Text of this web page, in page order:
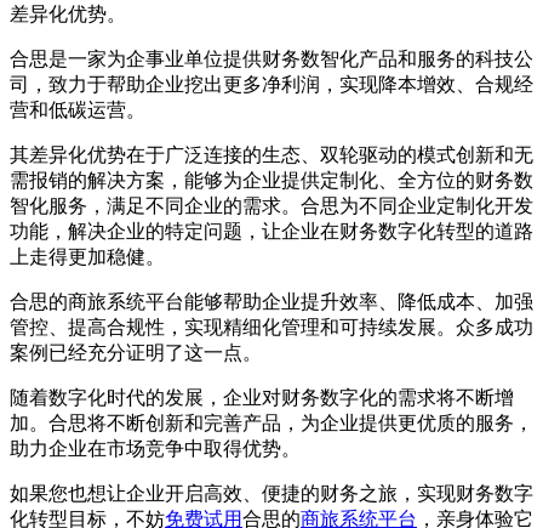
差异化优势。
合思是一家为企事业单位提供财务数智化产品和服务的科技公
司，致力于帮助企业挖出更多净利润，实现降本增效、合规经
营和低碳运营。
其差异化优势在于广泛连接的生态、双轮驱动的模式创新和无
需报销的解决方案，能够为企业提供定制化、全方位的财务数
智化服务，满足不同企业的需求。合思为不同企业定制化开发
功能，解决企业的特定问题，让企业在财务数字化转型的道路
上走得更加稳健。
合思的商旅系统平台能够帮助企业提升效率、降低成本、加强
管控、提高合规性，实现精细化管理和可持续发展。众多成功
案例已经充分证明了这一点。
随着数字化时代的发展，企业对财务数字化的需求将不断增
加。合思将不断创新和完善产品，为企业提供更优质的服务，
助力企业在市场竞争中取得优势。
如果您也想让企业开启高效、便捷的财务之旅，实现财务数字
化转型目标，不妨免费试用合思的商旅系统平台 ，亲身体验它